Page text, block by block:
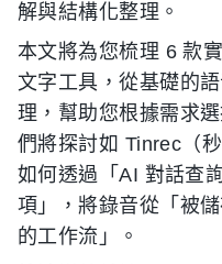
解與結構化整理。
本文將為您梳理 6 款
文字工具，從基礎的
理，幫助您根據需求
們將探討如 Tinrec（
如何透過「AI 對話查
項」，將錄音從「被
的工作流」。